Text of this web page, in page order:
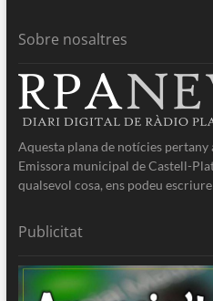
Sobre nosaltres
Aquesta plana de notícies pertany
Emissora municipal de Castell-
qualsevol cosa, ens podeu
Publicitat